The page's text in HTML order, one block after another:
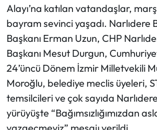
Alayı’na katılan vatandaşlar,
bayram sevinci yaşadı. Narlıdere
Başkanı Erman Uzun, CHP
Başkanı Mesut Durgun,
24’üncü Dönem İzmir Milletvekili
Moroğlu, belediye meclis üyeleri,
temsilcileri ve çok sayıda
yürüyüşte “Bağımsızlığımızdan